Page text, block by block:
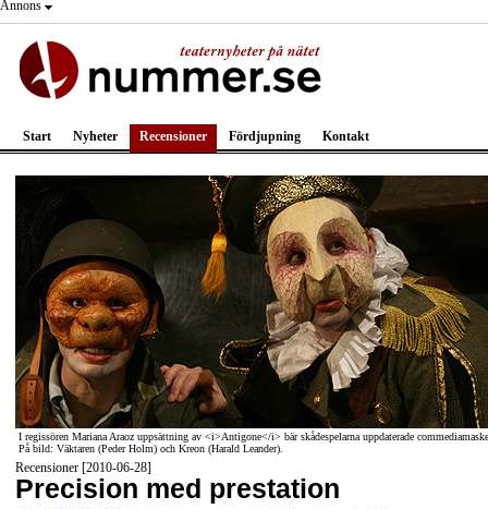
Annons
Start Nyheter Recensioner Fördjupning Kontakt
I regissören Mariana Araoz uppsättning av <i>Antigone</i> bär skådespelarna uppdaterade
På bild: Väktaren (Peder Holm) och Kreon (Harald Leander).
Recensioner [2010-06-28]
Precision med prestation